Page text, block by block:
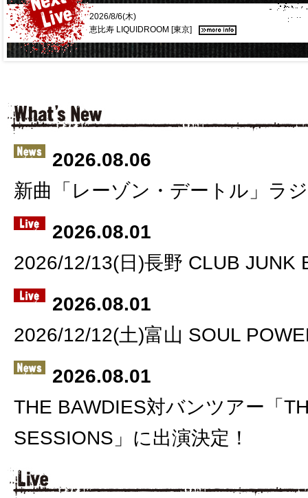
2026/8/6(木)
恵比寿 LIQUIDROOM [東京]
2026.08.06
新曲「レーゾン・デートル」ラ
2026.08.01
2026/12/13(日)長野 CLUB JUNK
2026.08.01
2026/12/12(土)富山 SOUL
2026.08.01
THE BAWDIES対バンツアー「
SESSIONS」に出演決定！